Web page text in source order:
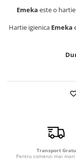
Detergenți pardoseli
Lemn și parchet
Detergent rufe
Detergent rufe lichid
Înălbitor și
întreținere țesături
Apă micelară
Demachiant
Emeka este o
Hartie igienica Emeka
Transport
Pentru comenzi mai mari